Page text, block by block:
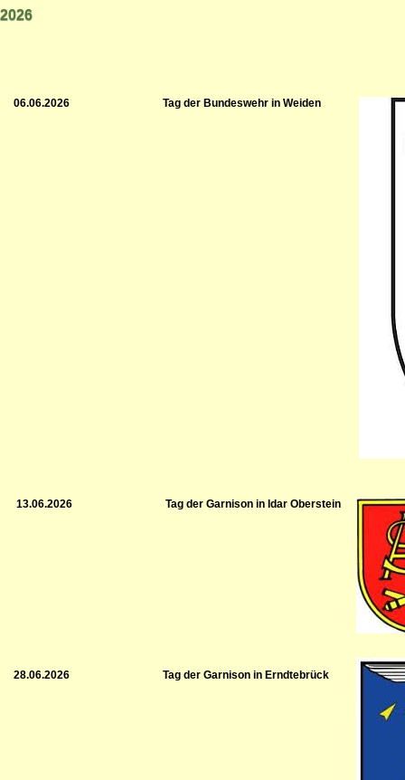
2026
06.06.2026 Tag der Bundeswehr in Weiden
13.06.2026 Tag der Garnison in Idar Oberstein
28.06.2026 Tag der Garnison in Erndtebrück